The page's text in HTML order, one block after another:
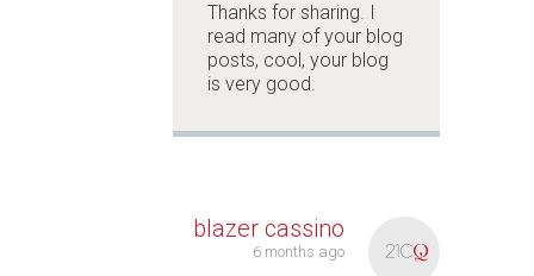
Thanks for sharing. I
read many of your blog
posts, cool, your blog
is very good.
blazer cassino
6 months ago